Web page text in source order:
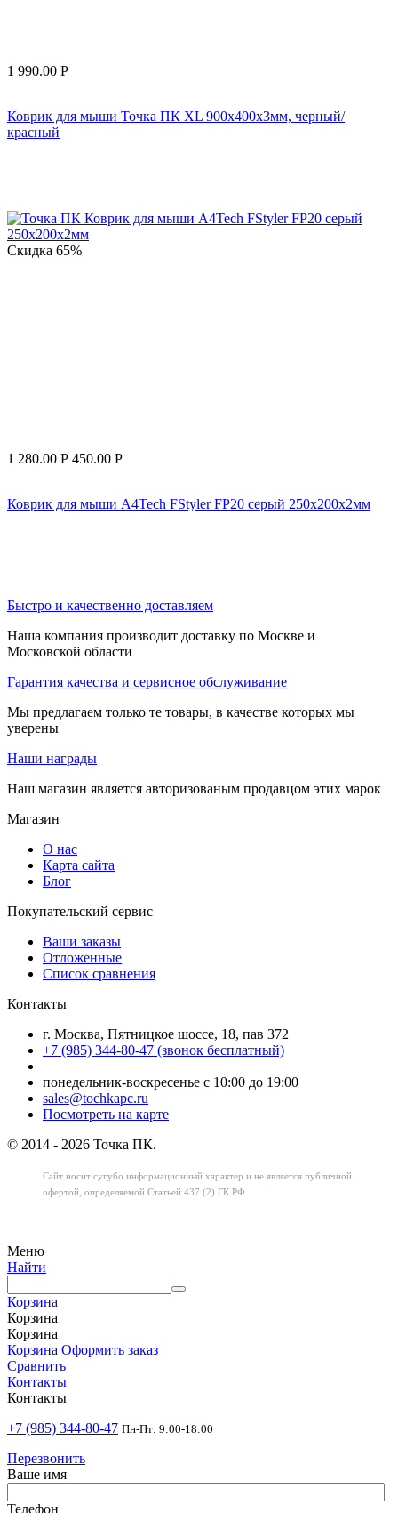
1 990.00 Р
Коврик для мыши Точка ПК XL 900x400x3мм, черный/
красный
Скидка 65%
1 280.00 Р 450.00 Р
Коврик для мыши A4Tech FStyler FP20 серый 250x200x2мм
Быстро и качественно доставляем
Наша компания производит доставку по Москве и
Московской области
Гарантия качества и сервисное обслуживание
Мы предлагаем только те товары, в качестве которых мы
уверены
Наши награды
Наш магазин является авторизованым продавцом этих марок
Магазин
О нас
Карта сайта
Блог
Покупательский сервис
Ваши заказы
Отложенные
Список сравнения
Контакты
г. Москва, Пятницкое шоссе, 18, пав 372
+7 (985) 344-80-47 (звонок бесплатный)
понедельник-воскресенье с 10:00 до 19:00
sales@tochkapc.ru
Посмотреть на карте
© 2014 - 2026 Точка ПК.
Сайт носит сугубо информационный характер и не является публичной
офертой, определяемой Статьей 437 (2) ГК РФ.
Меню
Найти
Корзина
Корзина
Корзина
Корзина Оформить заказ
Сравнить
Контакты
Контакты
+7 (985) 344-80-47 Пн-Пт: 9:00-18:00
Перезвонить
Ваше имя
Телефон